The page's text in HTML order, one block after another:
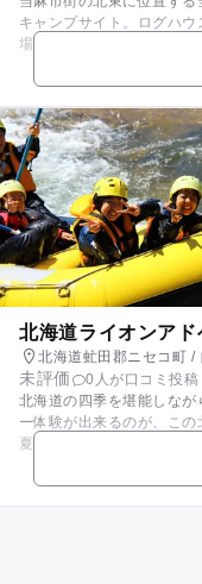
キャンプサイト。ログハ
場・水洗トイレも完備。ロ
ており、デイキャンプも
で、きれい・清潔でファ
場所は木立の中の緩やかな斜面と
フィールドアスレチック
館、温泉施設、各種スポ
みんなで1日中楽しめます
るのにオススメのキャンプ
北海道ライオンアド
北海道虻田郡ニセコ町 /
未評価
0人が口コミ投稿
北海道の四季を堪能しな
ー体験が出来るのが、こ
夏と言えば「ラフティン
ートで川を下ります。頼
でも安心して楽しめます